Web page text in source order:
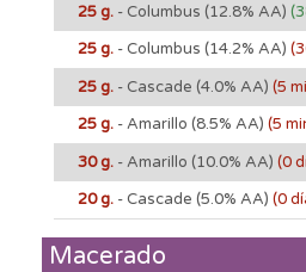
25 g. - Columbus (12.8% AA)
25 g. - Columbus (14.2% AA)
25 g. - Cascade (4.0% AA) (5
25 g. - Amarillo (8.5% AA) (5
30 g. - Amarillo (10.0% AA) (0
20 g. - Cascade (5.0% AA) (0
Macerado